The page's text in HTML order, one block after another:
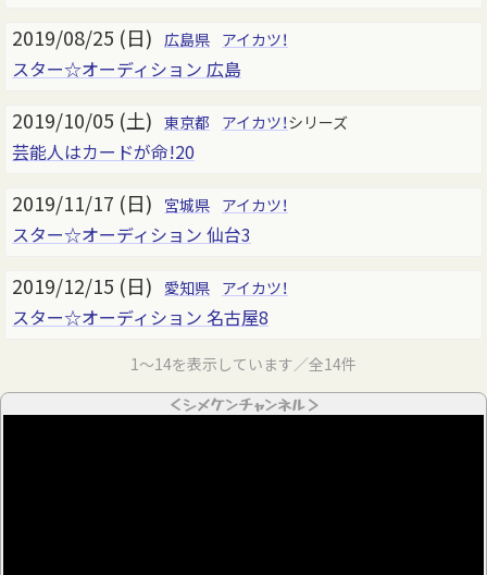
2019/08/25 (日) 広島県 アイカツ！
スター☆オーディション 広島
2019/10/05 (土) 東京都 アイカツ！シリーズ
芸能人はカードが命!20
2019/11/17 (日) 宮城県 アイカツ！
スター☆オーディション 仙台3
2019/12/15 (日) 愛知県 アイカツ！
スター☆オーディション 名古屋8
1～14を表示しています／全14件
＜シメケンチャンネル＞